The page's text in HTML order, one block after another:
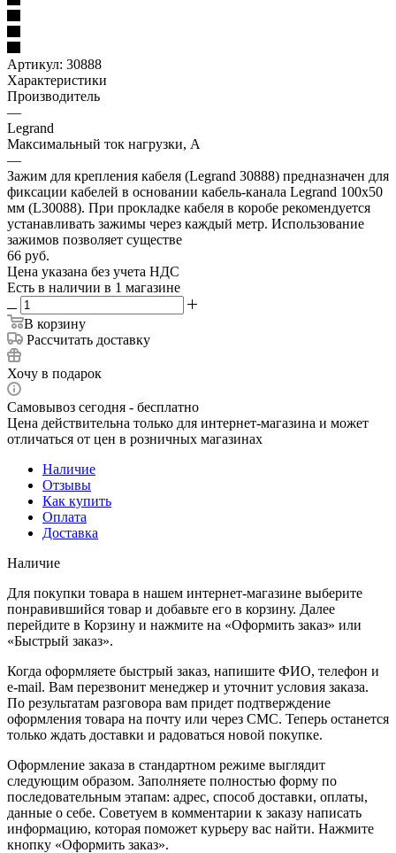
Артикул: 30888
Характеристики
Производитель
—
Legrand
Максимальный ток нагрузки, А
—
Зажим для крепления кабеля (Legrand 30888) предназначен для
фиксации кабелей в основании кабель-канала Legrand 100х50
мм (L30088). При прокладке кабеля в коробе рекомендуется
устанавливать зажимы через каждый метр. Использование
зажимов позволяет существе
66 руб.
Цена указана без учета НДС
Есть в наличии в 1 магазине
В корзину
Рассчитать доставку
Хочу в подарок
Самовывоз сегодня - бесплатно
Цена действительна только для интернет-магазина и может
отличаться от цен в розничных магазинах
Наличие
Отзывы
Как купить
Оплата
Доставка
Наличие
Для покупки товара в нашем интернет-магазине выберите
понравившийся товар и добавьте его в корзину. Далее
перейдите в Корзину и нажмите на «Оформить заказ» или
«Быстрый заказ».
Когда оформляете быстрый заказ, напишите ФИО, телефон и
e-mail. Вам перезвонит менеджер и уточнит условия заказа.
По результатам разговора вам придет подтверждение
оформления товара на почту или через СМС. Теперь останется
только ждать доставки и радоваться новой покупке.
Оформление заказа в стандартном режиме выглядит
следующим образом. Заполняете полностью форму по
последовательным этапам: адрес, способ доставки, оплаты,
данные о себе. Советуем в комментарии к заказу написать
информацию, которая поможет курьеру вас найти. Нажмите
кнопку «Оформить заказ».